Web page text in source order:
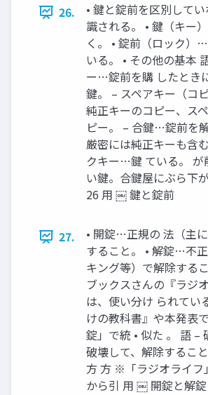
26.
• 鍵と錠前を区別して
識される。 • 鍵（キー
く。 • 錠前（ロック）
いる。 • その他の基本
ー…錠前を購 したとき
鍵。 – スペアキー（コ
純正キーのコピー、ス
ピー。 – 合鍵…錠前を
厳密には純正キーも含
クキー…鍵 ている。 が
い鍵。合鍵屋にぶら下
26 用 ￼ 鍵と錠前
27.
• 開錠…正規の 法（主
すること。 • 解錠…不
キング等）で解除する
ブックスさんの『ラジ
は、使い分け られてい
けの教科書』や本発表
錠」で統 • 似た 。 語 –
破壊して、解除するこ
方 方 ※「ラジオライフ
から引 用 ￼ 開錠と解錠